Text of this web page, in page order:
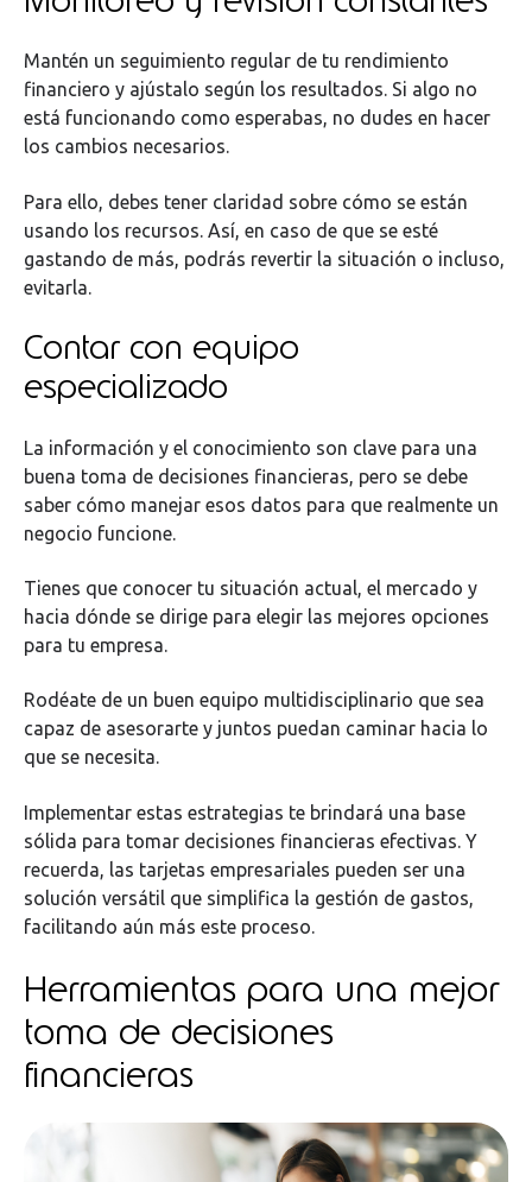
Mantén un seguimiento regular de tu rendimiento
financiero y ajústalo según los resultados. Si algo no
está funcionando como esperabas, no dudes en hacer
los cambios necesarios.
Para ello, debes tener claridad sobre cómo se están
usando los recursos. Así, en caso de que se esté
gastando de más, podrás revertir la situación o incluso,
evitarla.
Contar con equipo
especializado
La información y el conocimiento son clave para una
buena toma de decisiones financieras, pero se debe
saber cómo manejar esos datos para que realmente un
negocio funcione.
Tienes que conocer tu situación actual, el mercado y
hacia dónde se dirige para elegir las mejores opciones
para tu empresa.
Rodéate de un buen equipo multidisciplinario que sea
capaz de asesorarte y juntos puedan caminar hacia lo
que se necesita.
Implementar estas estrategias te brindará una base
sólida para tomar decisiones financieras efectivas. Y
recuerda, las tarjetas empresariales pueden ser una
solución versátil que simplifica la gestión de gastos,
facilitando aún más este proceso.
Herramientas para una mejor
toma de decisiones
financieras